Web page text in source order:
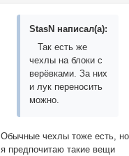
StasN написал(а):
Так есть же
чехлы на блоки с
верёвками. За них
и лук переносить
можно.
Обычные чехлы тоже есть, но
я предпочитаю такие вещи